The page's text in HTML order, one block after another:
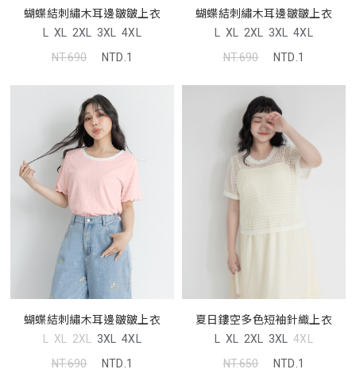
蝴蝶結刺繡木耳邊皺皺上衣
L XL 2XL 3XL 4XL
NT.690
NTD.1
蝴蝶結刺繡木耳邊皺皺上衣
L XL 2XL 3XL 4XL
NT.690
NTD.1
蝴蝶結刺繡木耳邊皺皺上衣
L XL 2XL 3XL 4XL
NT.690
NTD.1
夏日鏤空多色短袖針織上衣
L XL 2XL 3XL 4XL
NT.650
NTD.1